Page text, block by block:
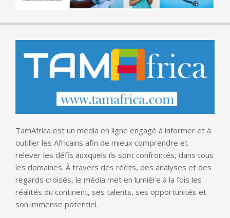
TamAfrica est un média en ligne engagé à informer et à
outiller les Africains afin de mieux comprendre et
relever les défis auxquels ils sont confrontés, dans tous
les domaines. À travers des récits, des analyses et des
regards croisés, le média met en lumière à la fois les
réalités du continent, ses talents, ses opportunités et
son immense potentiel.